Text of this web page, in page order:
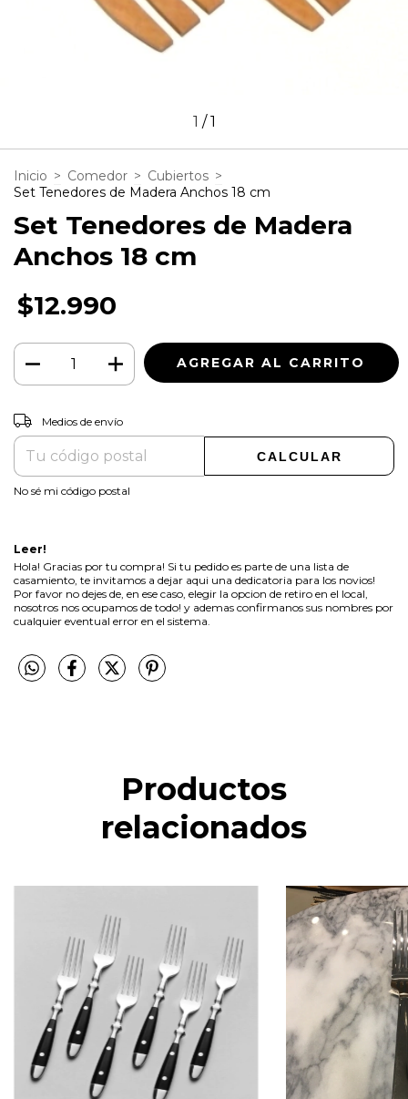
1 /1
Inicio > Comedor > Cubiertos >
Set Tenedores de Madera Anchos 18 cm
Set Tenedores de Madera
Anchos 18 cm
$12.990
Entregas para el CP:
Medios de envío
CALCULAR
No sé mi código postal
Leer!
Hola! Gracias por tu compra! Si tu pedido es parte de una lista de
casamiento, te invitamos a dejar aqui una dedicatoria para los novios!
Por favor no dejes de, en ese caso, elegir la opcion de retiro en el local,
nosotros nos ocupamos de todo! y ademas confirmanos sus nombres por
cualquier eventual error en el sistema.
Productos
relacionados